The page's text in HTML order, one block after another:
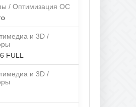
/ Оптимизация ОС
и 3D /
FULL
и 3D /